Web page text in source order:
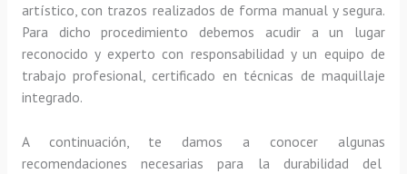
artístico, con trazos realizados de forma manual y segura.
Para dicho procedimiento debemos acudir a un lugar
reconocido y experto con responsabilidad y un equipo de
trabajo profesional, certificado en técnicas de maquillaje
integrado.
A continuación, te damos a conocer algunas
recomendaciones necesarias para la durabilidad del